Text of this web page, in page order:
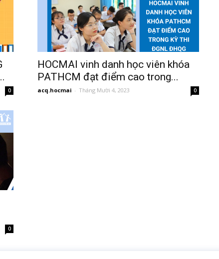
0
HOCMAI vinh danh học viên khóa
PATHCM đạt điểm cao trong...
acq.hocmai - Tháng Mười 4, 2023 0
0